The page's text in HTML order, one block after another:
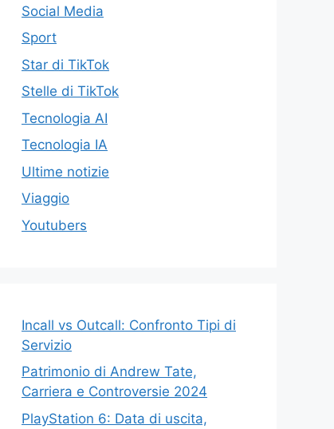
Social Media
Sport
Star di TikTok
Stelle di TikTok
Tecnologia AI
Tecnologia IA
Ultime notizie
Viaggio
Youtubers
Incall vs Outcall: Confronto Tipi di
Servizio
Patrimonio di Andrew Tate,
Carriera e Controversie 2024
PlayStation 6: Data di uscita,